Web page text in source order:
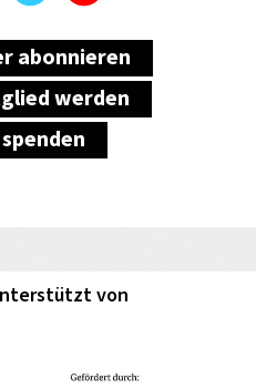
abonnieren
werden
von